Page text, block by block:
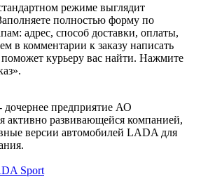
режиме выглядит
полностью форму по
адрес, способ доставки, оплаты,
в комментарии к заказу написать
курьеру вас найти. Нажмите
предприятие АО
развивающейся компанией,
версии автомобилей LADA для
Sport